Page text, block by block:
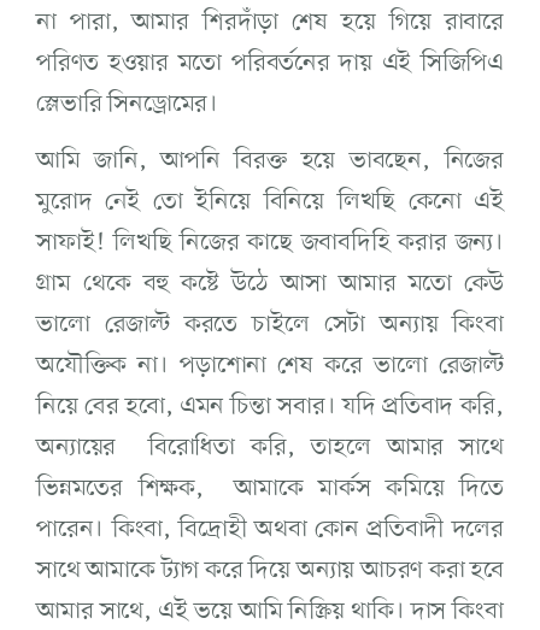
না পারা, আমার শিরদাঁড়া শেষ হয়ে গিয়ে রাবারে
পরিণত হওয়ার মতো পরিবর্তনের দায় এই সিজিপিএ
স্লেভারি সিনড্রোমের।
আমি জানি, আপনি বিরক্ত হয়ে ভাবছেন, নিজের
মুরোদ নেই তো ইনিয়ে বিনিয়ে লিখছি কেনো এই
সাফাই! লিখছি নিজের কাছে জবাবদিহি করার জন্য।
গ্রাম থেকে ‍বহু কষ্টে উঠে আসা আমার মতো কেউ
ভালো রেজাল্ট করতে চাইলে সেটা অন্যায় কিংবা
অযৌক্তিক না। পড়াশোনা শেষ করে ভালো রেজাল্ট
নিয়ে বের হবো, এমন চিন্তা সবার। যদি প্রতিবাদ করি,
অন্যায়ের বিরোধিতা করি, তাহলে আমার সাথে
ভিন্নমতের শিক্ষক, আমাকে মার্কস কমিয়ে দিতে
পারেন। কিংবা, বিদ্রোহী অথবা কোন প্রতিবাদী দলের
সাথে আমাকে ট্যাগ করে দিয়ে অন্যায় আচরণ করা হবে
আমার সাথে, এই ভয়ে আমি নিস্ক্রিয় থাকি। দাস কিংবা